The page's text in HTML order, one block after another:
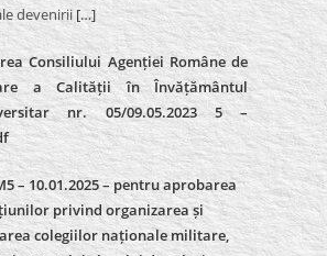
devenirii […]
Consiliului Agenției Române de
a Calității în Învățământul
nr. 05/09.05.2023 5 –
– 10.01.2025 – pentru aprobarea
privind organizarea și
colegiilor naționale militare,